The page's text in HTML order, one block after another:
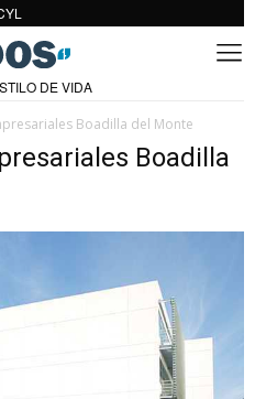
DE VIDA
Boadilla del Monte
Boadilla